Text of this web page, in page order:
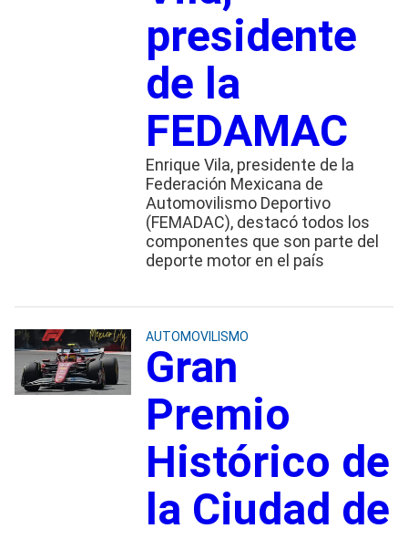
presidente
de la
FEDAMAC
Enrique Vila, presidente de la
Federación Mexicana de
Automovilismo Deportivo
(FEMADAC), destacó todos los
componentes que son parte del
deporte motor en el país
AUTOMOVILISMO
Gran
Premio
Histórico de
la Ciudad de